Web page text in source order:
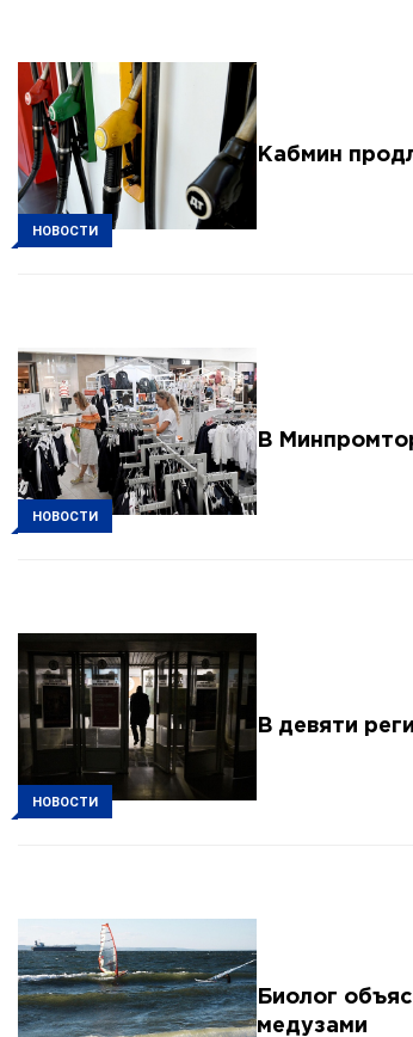
НОВОСТИ
Кабмин
НОВОСТИ
В
НОВОСТИ
В девяти
Биолог
медузами